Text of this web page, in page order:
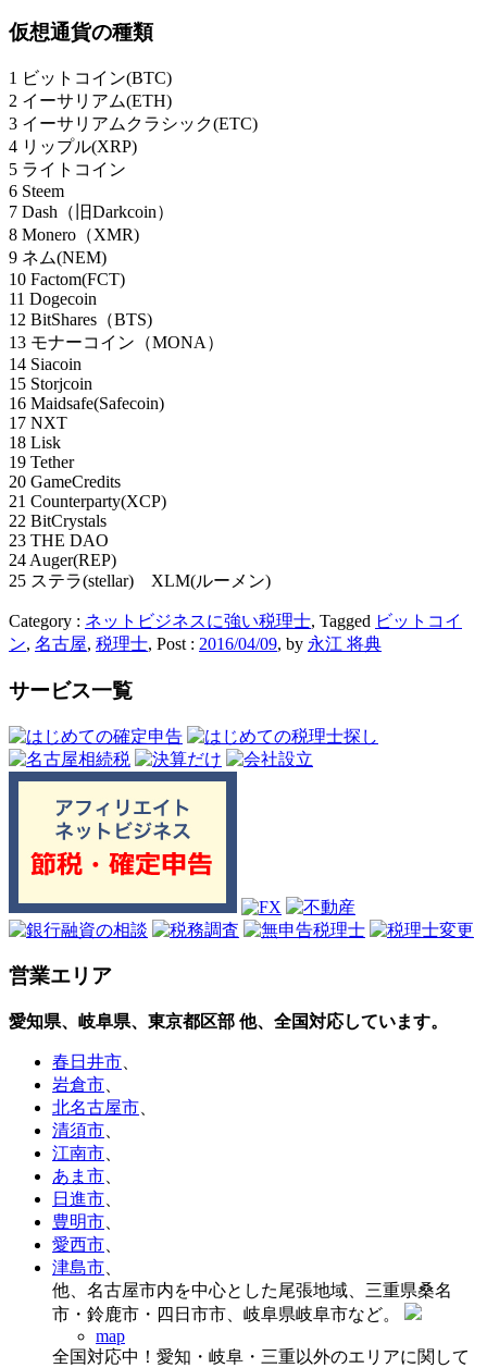
仮想通貨の種類
1 ビットコイン(BTC)
2 イーサリアム(ETH)
3 イーサリアムクラシック(ETC)
4 リップル(XRP)
5 ライトコイン
6 Steem
7 Dash（旧Darkcoin）
8 Monero（XMR)
9 ネム(NEM)
10 Factom(FCT)
11 Dogecoin
12 BitShares（BTS)
13 モナーコイン（MONA）
14 Siacoin
15 Storjcoin
16 Maidsafe(Safecoin)
17 NXT
18 Lisk
19 Tether
20 GameCredits
21 Counterparty(XCP)
22 BitCrystals
23 THE DAO
24 Auger(REP)
25 ステラ(stellar) XLM(ルーメン)
Category : ネットビジネスに強い税理士, Tagged ビットコイ
ン, 名古屋, 税理士, Post : 2016/04/09, by 永江 将典
サービス一覧
営業エリア
愛知県、岐阜県、東京都区部 他、全国対応しています。
春日井市
岩倉市
北名古屋市
清須市
江南市
あま市
日進市
豊明市
愛西市
津島市
他、名古屋市内を中心とした尾張地域、三重県桑名
市・鈴鹿市・四日市市、岐阜県岐阜市など。
map
全国対応中！愛知・岐阜・三重以外のエリアに関して